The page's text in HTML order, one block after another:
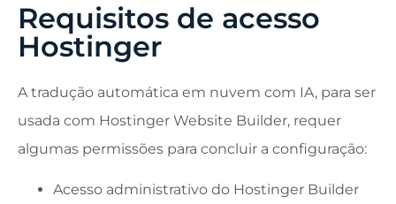
Requisitos de acesso
Hostinger
A tradução automática em nuvem com IA, para ser
usada com Hostinger Website Builder, requer
algumas permissões para concluir a configuração:
Acesso administrativo do Hostinger Builder